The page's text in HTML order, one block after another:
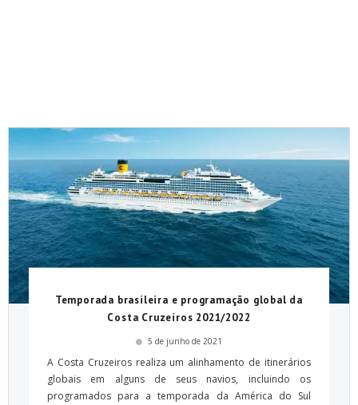
Temporada brasileira e programação global da
Costa Cruzeiros 2021/2022
5 de junho de 2021
A Costa Cruzeiros realiza um alinhamento de itinerários
globais em alguns de seus navios, incluindo os
programados para a temporada da América do Sul